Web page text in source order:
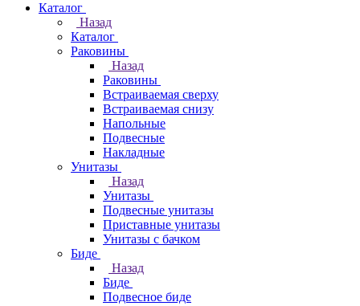
Каталог
Назад
Каталог
Раковины
Назад
Раковины
Встраиваемая сверху
Встраиваемая снизу
Напольные
Подвесные
Накладные
Унитазы
Назад
Унитазы
Подвесные унитазы
Приставные унитазы
Унитазы с бачком
Биде
Назад
Биде
Подвесное биде